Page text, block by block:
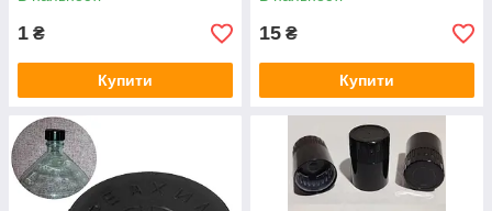
1 ₴
Купити
15 ₴
Купити